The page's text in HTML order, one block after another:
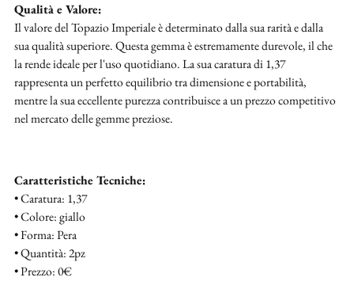
Qualità e Valore:
Il valore del Topazio Imperiale è determinato dalla sua rarità e dalla
sua qualità superiore. Questa gemma è estremamente durevole, il che
la rende ideale per l'uso quotidiano. La sua caratura di 1,37
rappresenta un perfetto equilibrio tra dimensione e portabilità,
mentre la sua eccellente purezza contribuisce a un prezzo competitivo
nel mercato delle gemme preziose.
Caratteristiche Tecniche:
• Caratura: 1,37
• Colore: giallo
• Forma: Pera
• Quantità: 2pz
• Prezzo: 0€